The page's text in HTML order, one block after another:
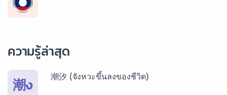
บริการรับแปลภาษากัมพูชา ราคาเริ่มต้น 150฿
ความรู้ล่าสุด
潮ง 潮汐 (จังหวะขึ้นลงของชีวิต)